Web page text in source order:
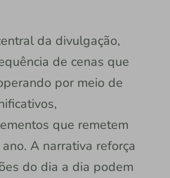
da divulgação,
de cenas que
por meio de
que remetem
A narrativa reforça
do dia a dia podem